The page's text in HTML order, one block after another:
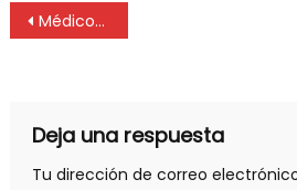
Médicos de la Provincia salieron a reclamar más seguridad
Deja una respuesta
Tu dirección de correo